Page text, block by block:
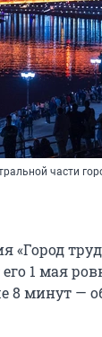
части
«Город
1 мая
минут —